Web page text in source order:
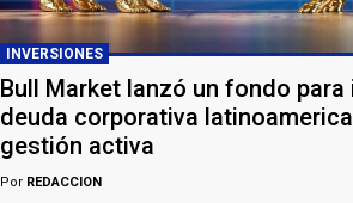
INVERSIONES
Bull Market lanzó un fondo para
deuda corporativa
gestión activa
Por REDACCION